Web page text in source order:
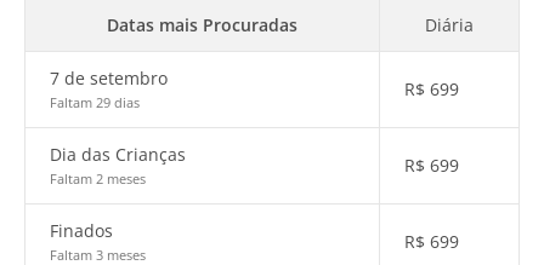
Datas mais Procuradas Diária
7 de setembro
Faltam 29 dias
R$ 699
Dia das Crianças
Faltam 2 meses
R$ 699
Finados
Faltam 3 meses
R$ 699